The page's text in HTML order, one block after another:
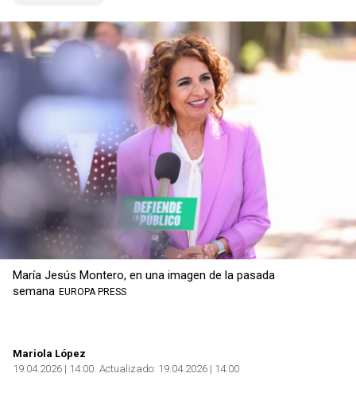
Copiar
María Jesús Montero, en una imagen de la pasada
semana EUROPA PRESS
Mariola López
19.04.2026 | 14:00 Actualizado: 19.04.2026 | 14:00